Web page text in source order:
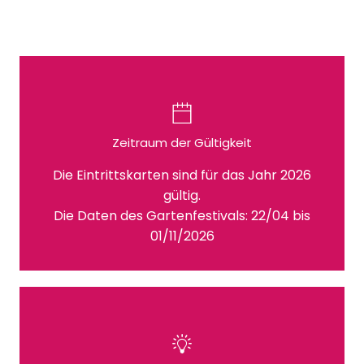
Zeitraum der Gültigkeit
Die Eintrittskarten sind für das Jahr 2026
gültig.
Die Daten des Gartenfestivals: 22/04 bis
01/11/2026